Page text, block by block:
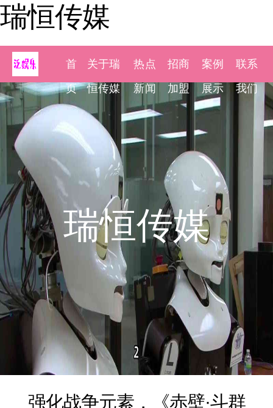
瑞恒传媒
首
页
关于瑞
恒传媒
热点
新闻
招商
加盟
案例
展示
联系
我们
瑞恒传媒
强化战争元素，《赤壁·斗群